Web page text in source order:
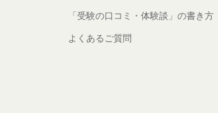
「受験の口コミ・体験談」の書き方
よくあるご質問